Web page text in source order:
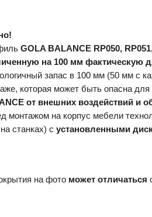
GOLA BALANCE RP050,
на 100 мм фактическую
запас в 100 мм (50 мм с
которая может быть опасна
от внешних воздействий и
монтажом на корпус мебели
станках) сустановленными
на фото может отличаться